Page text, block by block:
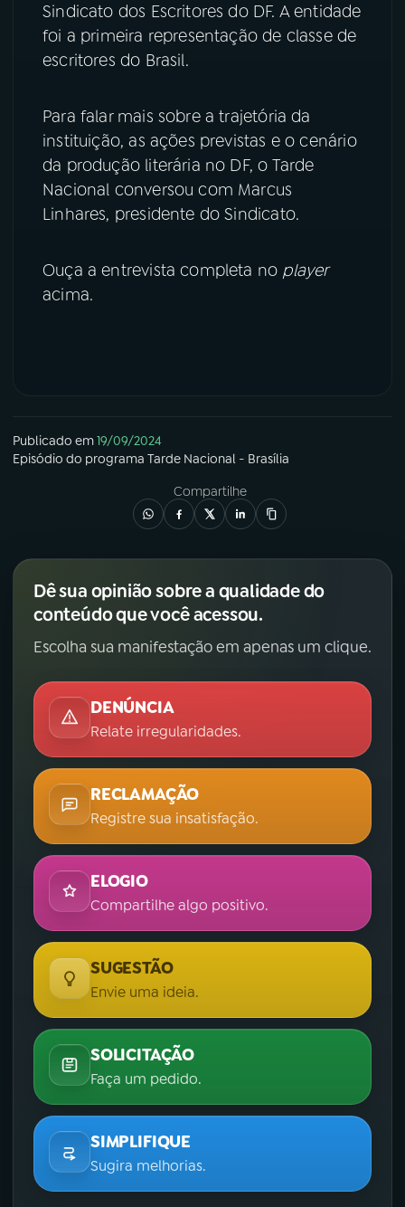
FESTIVAL DE MÚSICA
YouTube Facebook
Instagram X
TikTok
Sindicato dos Escritores do DF. A entidade
foi a primeira representação de classe de
escritores do Brasil.
Para falar mais sobre a trajetória da
instituição, as ações previstas e o cenário
da produção literária no DF, o Tarde
Nacional conversou com Marcus
Linhares, presidente do Sindicato.
Ouça a entrevista completa no player
acima.
Publicado em19/09/2024
Episódio do programa Tarde Nacional - Brasília
Compartilhe
Dê sua opinião sobre a qualidade do
conteúdo que você acessou.
Escolha sua manifestação em apenas um clique.
DENÚNCIA
Relate irregularidades.
RECLAMAÇÃO
Registre sua insatisfação.
ELOGIO
Compartilhe algo positivo.
SUGESTÃO
Envie uma ideia.
SOLICITAÇÃO
Faça um pedido.
SIMPLIFIQUE
Sugira melhorias.